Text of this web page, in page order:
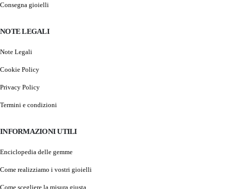
Consegna gioielli
NOTE LEGALI
Note Legali
Cookie Policy
Privacy Policy
Termini e condizioni
INFORMAZIONI UTILI
Enciclopedia delle gemme
Come realizziamo i vostri gioielli
Come scegliere la misura giusta